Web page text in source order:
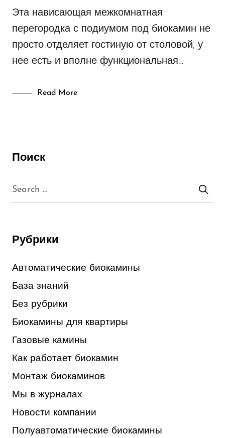
Эта нависающая межкомнатная
перегородка с подиумом под биокамин не
просто отделяет гостиную от столовой, у
нее есть и вполне функциональная…
Read More
Поиск
Рубрики
Автоматические биокамины
База знаний
Без рубрики
Биокамины для квартиры
Газовые камины
Как работает биокамин
Монтаж биокаминов
Мы в журналах
Новости компании
Полуавтоматические биокамины